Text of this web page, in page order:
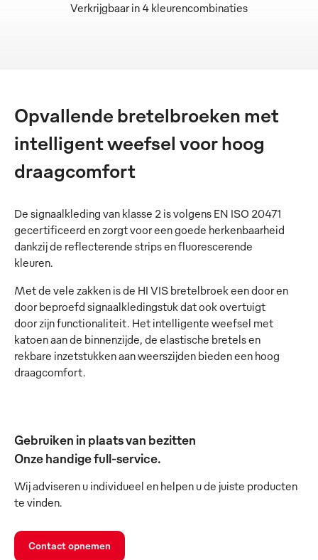
Verkrijgbaar in 4 kleurencombinaties
Opvallende bretelbroeken met
intelligent weefsel voor hoog
draagcomfort
De signaalkleding van klasse 2 is volgens EN ISO 20471
gecertificeerd en zorgt voor een goede herkenbaarheid
dankzij de reflecterende strips en fluorescerende
kleuren.
Met de vele zakken is de HI VIS bretelbroek een door en
door beproefd signaalkledingstuk dat ook overtuigt
door zijn functionaliteit. Het intelligente weefsel met
katoen aan de binnenzijde, de elastische bretels en
rekbare inzetstukken aan weerszijden bieden een hoog
draagcomfort.
Gebruiken in plaats van bezitten
Onze handige full-service.
Wij adviseren u individueel en helpen u de juiste producten
te vinden.
Contact opnemen